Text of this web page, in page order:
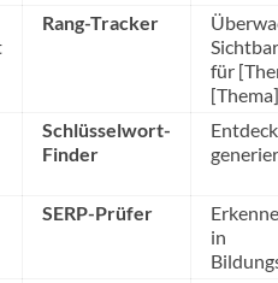
Rang-Tracker
für
Schlüsselwort-
Finder
SERP-Prüfer
in